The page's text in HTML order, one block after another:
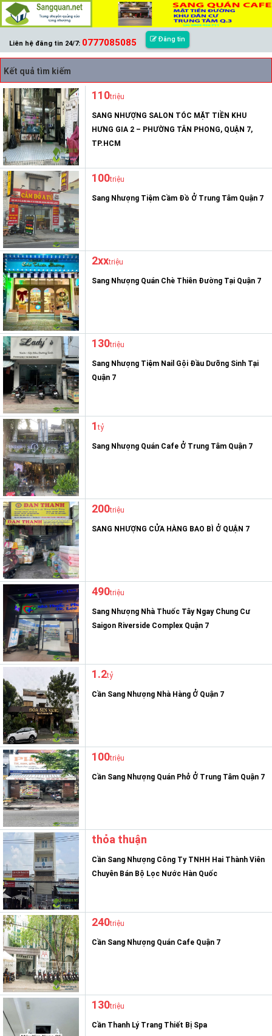
Liên hệ đăng tin 24/7: 0777085085 Đăng tin
Kết quả tìm kiếm
110triệu
SANG NHƯỢNG SALON TÓC MẶT TIỀN KHU
HƯNG GIA 2 – PHƯỜNG TÂN PHONG, QUẬN 7,
TP.HCM
100triệu
Sang Nhượng Tiệm Cầm Đồ Ở Trung Tâm Quận 7
2xxtriệu
Sang Nhượng Quán Chè Thiên Đường Tại Quận 7
130triệu
Sang Nhượng Tiệm Nail Gội Đầu Dưỡng Sinh Tại
Quận 7
1tỷ
Sang Nhượng Quán Cafe Ở Trung Tâm Quận 7
200triệu
SANG NHƯỢNG CỬA HÀNG BAO BÌ Ở QUẬN 7
490triệu
Sang Nhượng Nhà Thuốc Tây Ngay Chung Cư
Saigon Riverside Complex Quận 7
1.2tỷ
Cần Sang Nhượng Nhà Hàng Ở Quận 7
100triệu
Cần Sang Nhượng Quán Phở Ở Trung Tâm Quận 7
thỏa thuận
Cần Sang Nhượng Công Ty TNHH Hai Thành Viên
Chuyên Bán Bộ Lọc Nước Hàn Quốc
240triệu
Cần Sang Nhượng Quán Cafe Quận 7
130triệu
Cần Thanh Lý Trang Thiết Bị Spa